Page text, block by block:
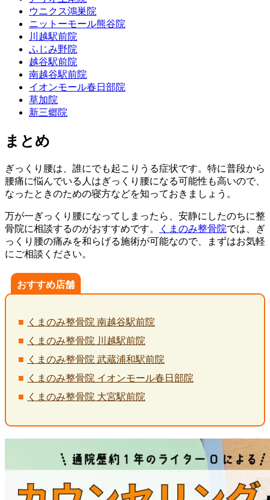
ウニクス鴻巣院
ニットーモール熊谷院
川越駅前院
ふじみ野院
越谷駅前院
南越谷駅前院
イオンモール春日部院
草加院
新三郷院
まとめ
ぎっくり腰は、誰にでも起こりうる症状です。特に普段から
腰痛に悩んでいる人はぎっくり腰になる可能性も高いので、
なったときのための寝方などを知っておきましょう。
万が一ぎっくり腰になってしまったら、安静にしたのちに整
骨院に相談するのがおすすめです。
くまのみ整骨院では、ぎ
っくり腰の痛みを和らげる施術が可能なので、まずはお気軽
にご相談ください。
おすすめ店舗
くまのみ整骨院 南越谷駅前院
くまのみ整骨院 川越駅前院
くまのみ整骨院 武蔵浦和駅前院
くまのみ整骨院 イオンモール春日部院
くまのみ整骨院 大宮駅前院